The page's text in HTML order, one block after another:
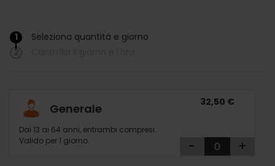
1 Seleziona quantità e giorno
/
2
Generale
Dai 13 ai 64 anni, entrambi compresi.
Valido per 1 giorno.
32,50 €
- +